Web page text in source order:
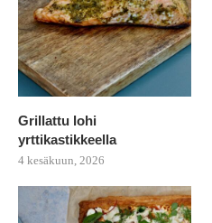
Grillattu lohi
yrttikastikkeella
4 kesäkuun, 2026